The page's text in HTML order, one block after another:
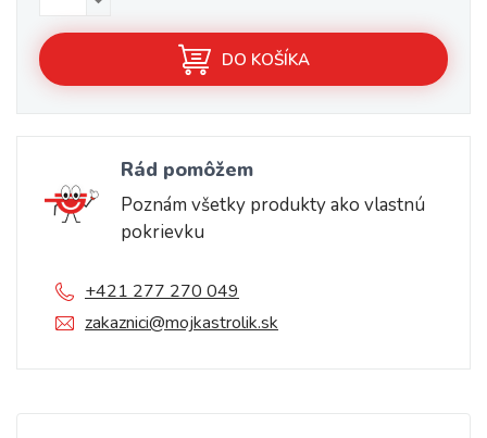
DO KOŠÍKA
Rád pomôžem
Poznám všetky produkty ako vlastnú
pokrievku
+421 277 270 049
zakaznici@mojkastrolik.sk